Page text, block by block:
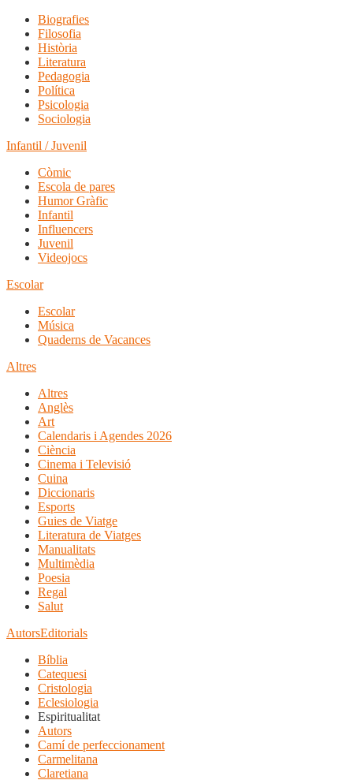
Biografies
Filosofia
Història
Literatura
Pedagogia
Política
Psicologia
Sociologia
Infantil / Juvenil
Còmic
Escola de pares
Humor Gràfic
Infantil
Influencers
Juvenil
Videojocs
Escolar
Escolar
Música
Quaderns de Vacances
Altres
Altres
Anglès
Art
Calendaris i Agendes 2026
Ciència
Cinema i Televisió
Cuina
Diccionaris
Esports
Guies de Viatge
Literatura de Viatges
Manualitats
Multimèdia
Poesia
Regal
Salut
AutorsEditorials
Bíblia
Catequesi
Cristologia
Eclesiologia
Espiritualitat
Autors
Camí de perfeccionament
Carmelitana
Claretiana